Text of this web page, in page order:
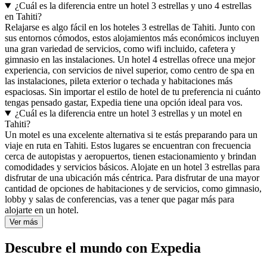
¿Cuál es la diferencia entre un hotel 3 estrellas y uno 4 estrellas
en Tahiti?
Relajarse es algo fácil en los hoteles 3 estrellas de Tahiti. Junto con
sus entornos cómodos, estos alojamientos más económicos incluyen
una gran variedad de servicios, como wifi incluido, cafetera y
gimnasio en las instalaciones. Un hotel 4 estrellas ofrece una mejor
experiencia, con servicios de nivel superior, como centro de spa en
las instalaciones, pileta exterior o techada y habitaciones más
espaciosas. Sin importar el estilo de hotel de tu preferencia ni cuánto
tengas pensado gastar, Expedia tiene una opción ideal para vos.
¿Cuál es la diferencia entre un hotel 3 estrellas y un motel en
Tahiti?
Un motel es una excelente alternativa si te estás preparando para un
viaje en ruta en Tahiti. Estos lugares se encuentran con frecuencia
cerca de autopistas y aeropuertos, tienen estacionamiento y brindan
comodidades y servicios básicos. Alojate en un hotel 3 estrellas para
disfrutar de una ubicación más céntrica. Para disfrutar de una mayor
cantidad de opciones de habitaciones y de servicios, como gimnasio,
lobby y salas de conferencias, vas a tener que pagar más para
alojarte en un hotel.
Ver más
Descubre el mundo con Expedia